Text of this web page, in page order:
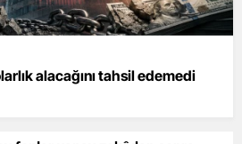
alacağını tahsil edemedi